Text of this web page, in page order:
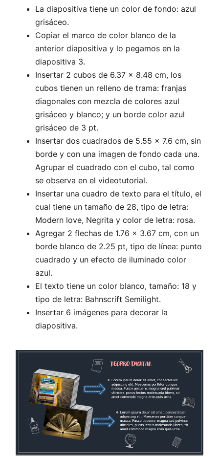
La diapositiva tiene un color de fondo: azul
grisáceo.
Copiar el marco de color blanco de la
anterior diapositiva y lo pegamos en la
diapositiva 3.
Insertar 2 cubos de 6.37 x 8.48 cm, los
cubos tienen un relleno de trama: franjas
diagonales con mezcla de colores azul
grisáceo y blanco; y un borde color azul
grisáceo de 3 pt.
Insertar dos cuadrados de 5.55 x 7.6 cm, sin
borde y con una imagen de fondo cada una.
Agrupar el cuadrado con el cubo, tal como
se observa en el videotutorial.
Insertar una cuadro de texto para el título, el
cual tiene un tamaño de 28, tipo de letra:
Modern love, Negrita y color de letra: rosa.
Agregar 2 flechas de 1.76 x 3.67 cm, con un
borde blanco de 2.25 pt, tipo de línea: punto
cuadrado y un efecto de iluminado color
azul.
El texto tiene un color blanco, tamaño: 18 y
tipo de letra: Bahnscrift Semilight.
Insertar 6 imágenes para decorar la
diapositiva.